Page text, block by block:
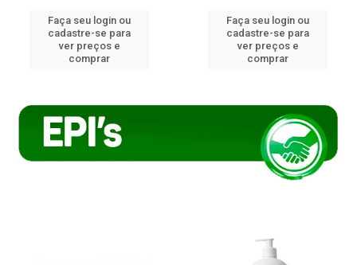
Faça seu login ou
cadastre-se para
ver preços e
comprar
Faça seu login ou
cadastre-se para
ver preços e
comprar